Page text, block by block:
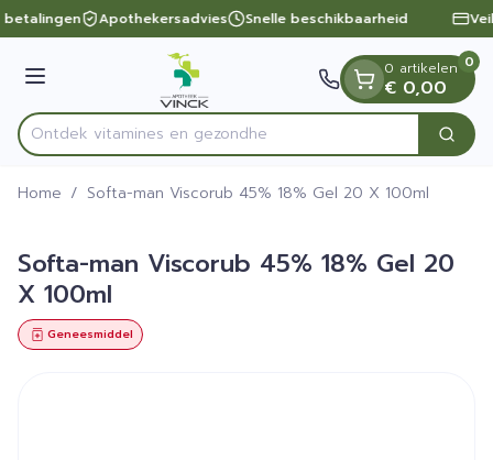
Ga naar de inhoud
1 van 1 Apothekersadvies Snelle beschikbaarheid
Menu
Product, merk, categorie...
Ontdek vitamines en gezondheidsbe Zoek
0 artikelen
€ 0,00
0
Home / Softa-man Viscorub 45% 18% Gel 20 X 100ml
Softa-man Viscorub 45% 18% Gel 20
X 100ml
Geneesmiddel